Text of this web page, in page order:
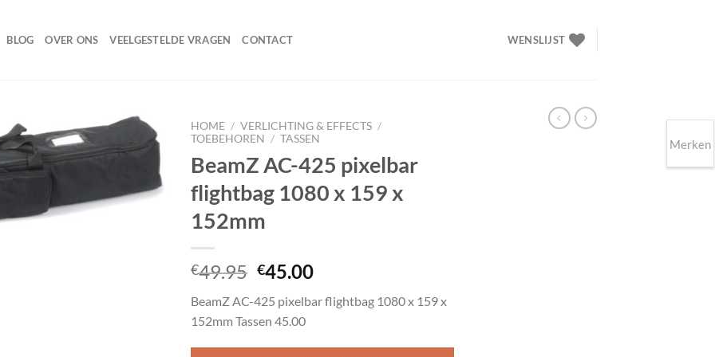
BLOG OVER ONS VEELGESTELDE VRAGEN CONTACT WENSLIJST
Toevoegen
HOME / VERLICHTING & EFFECTS /
TOEBEHOREN / TASSEN
BeamZ AC-425 pixelbar
flightbag 1080 x 159 x
152mm
€49.95 Oorspronkelijke
was:
€49.95.
€45.00Huidige
is:
BeamZ AC-425 pixelbar flightbag 1080 x 159 x
152mm Tassen 45.00
Merken